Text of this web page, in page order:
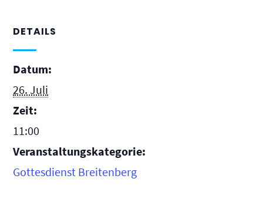
DETAILS
Datum:
26. Juli
Zeit:
11:00
Veranstaltungskategorie:
Gottesdienst Breitenberg